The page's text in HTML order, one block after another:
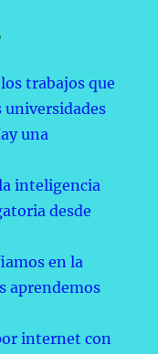
trabajos que
universidades
una
inteligencia
desde
en la
aprendemos
internet con